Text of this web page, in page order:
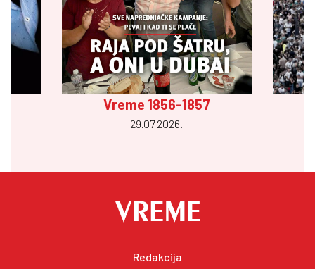
Vreme 1856-1857
29.07 2026.
Redakcija